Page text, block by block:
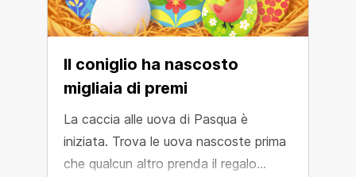
Il coniglio ha nascosto
migliaia di premi
La caccia alle uova di Pasqua è
iniziata. Trova le uova nascoste prima
che qualcun altro prenda il regalo